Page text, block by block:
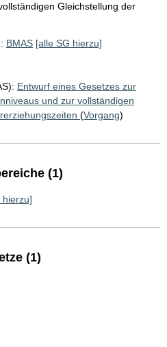
Gleichstellung der
BMAS [alle SG hierzu]
Entwurf eines Gesetzes zur
und zur vollständigen
(Vorgang)
(1)
hierzu]
(1)